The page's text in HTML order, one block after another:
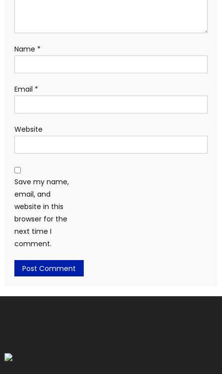
Name *
Email *
Website
Save my name,
email, and
website in this
browser for the
next time I
comment.